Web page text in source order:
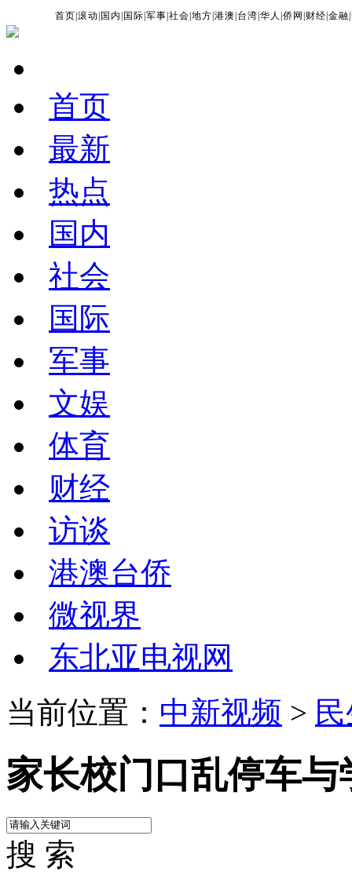
首页 |滚动 国内 国际 |军事 |社会 |地方 |港澳 台湾 |华人 |侨网 财经 |金融 |
首页
最新
热点
国内
社会
国际
军事
文娱
体育
财经
访谈
港澳台侨
微视界
东北亚电视网
当前位置： 中新视频 >
家长校门口乱停车
搜 索